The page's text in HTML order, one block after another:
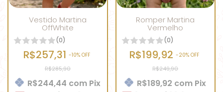
Vestido Martina
OffWhite
(0)
R$257,31 -10% OFF
R$285,90
R$244,44 com Pix
Romper Martina
Vermelho
(0)
R$199,92-20% OFF
R$249,90
R$189,92 com Pix